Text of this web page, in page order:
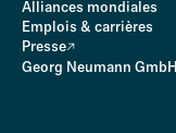
Alliances mondiales
Emplois & carrières
Presse
Georg Neumann GmbH